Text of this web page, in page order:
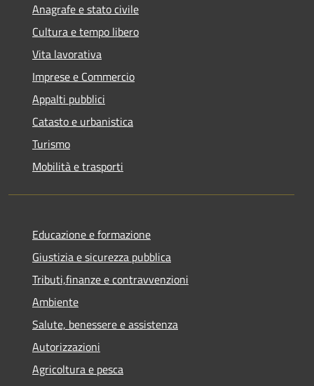
Anagrafe e stato civile
Cultura e tempo libero
Vita lavorativa
Imprese e Commercio
Appalti pubblici
Catasto e urbanistica
Turismo
Mobilità e trasporti
Educazione e formazione
Giustizia e sicurezza pubblica
Tributi,finanze e contravvenzioni
Ambiente
Salute, benessere e assistenza
Autorizzazioni
Agricoltura e pesca